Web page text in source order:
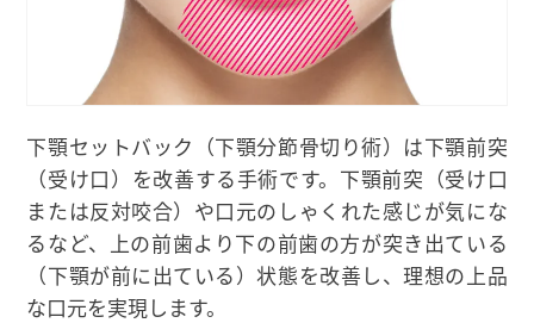
下顎セットバック（下顎分節骨切り術）は下顎前突
（受け口）を改善する手術です。下顎前突（受け口
または反対咬合）や口元のしゃくれた感じが気にな
るなど、上の前歯より下の前歯の方が突き出ている
（下顎が前に出ている）状態を改善し、理想の上品
な口元を実現します。